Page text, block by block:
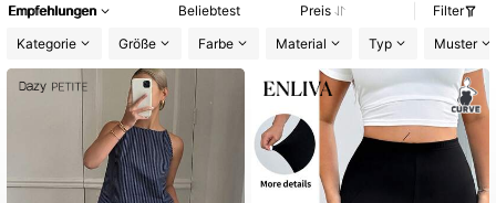
Empfehlungen Beliebtest Preis
Filter
Kategorie
Größe Farbe Material Typ Muster